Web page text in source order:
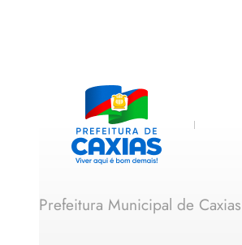
Prefeitura Municipal de Caxias